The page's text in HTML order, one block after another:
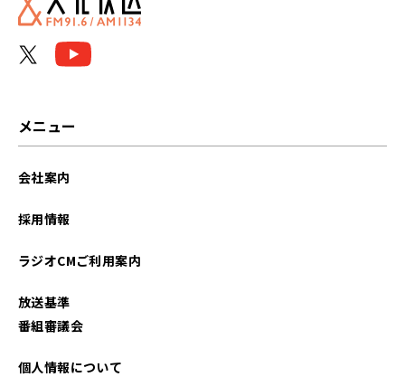
メニュー
会社案内
採用情報
ラジオCMご利用案内
放送基準
番組審議会
個人情報について